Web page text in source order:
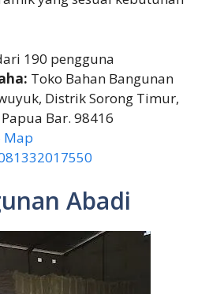
190 pengguna
Toko Bahan Bangunan
Distrik Sorong Timur,
Bar. 98416
Map
Abadi